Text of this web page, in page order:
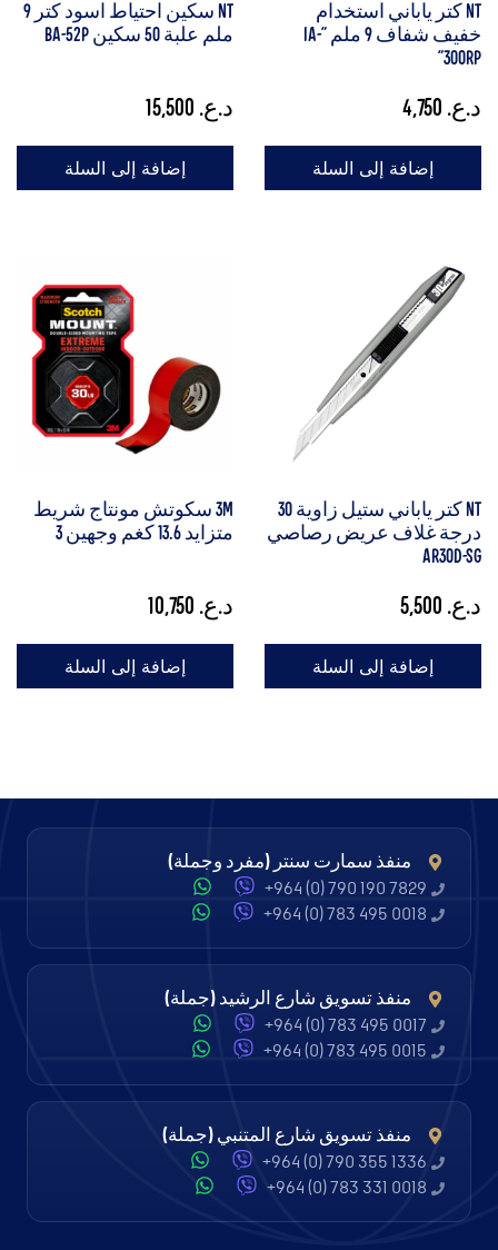
NT كتر ياباني استخدام
خفيف شفاف 9 ملم "iA-
300RP"
د.ع.
إضافة إلى السلة
NT سكين احتياط اسود كتر 9
ملم علبة 50 سكين BA-52P
د.ع.
إضافة إلى السلة
NT كتر ياباني ستيل زاوية 30
درجة غلاف عريض رصاصي
AR30D-SG
د.ع.
إضافة إلى السلة
3M سكوتش مونتاج شريط
متزايد 13.6 كغم وجهين 3
د.ع.
إضافة إلى السلة
منفذ سمارت سنتر (مفرد وجملة)
+964 (0) 790 190 7829
+964 (0) 783 495 0018
منفذ تسويق شارع الرشيد (جملة)
+964 (0) 783 495 0017
+964 (0) 783 495 0015
منفذ تسويق شارع المتنبي (جملة)
+964 (0) 790 355 1336
+964 (0) 783 331 0018